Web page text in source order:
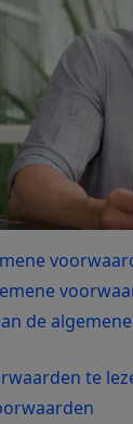
de
te